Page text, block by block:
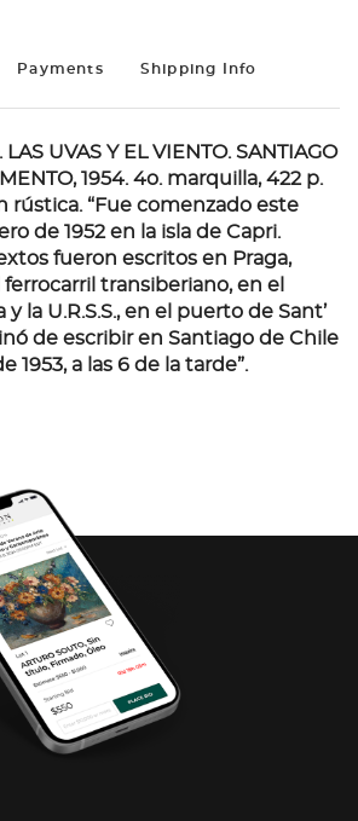
Payments Shipping Info
UVAS Y EL VIENTO. SANTIAGO
1954. 4o. marquilla, 422 p.
rústica. “Fue comenzado este
de 1952 en la isla de Capri.
fueron escritos en Praga,
ferrocarril transiberiano, en el
la U.R.S.S., en el puerto de Sant’
de escribir en Santiago de Chile
1953, a las 6 de la tarde”.